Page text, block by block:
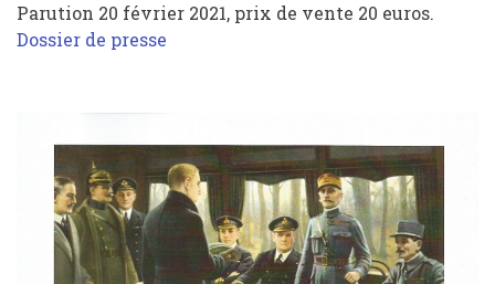
Parution 20 février 2021, prix de vente 20 euros.
Dossier de presse